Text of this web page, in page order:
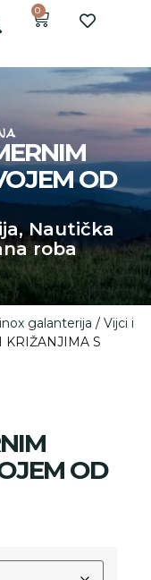
0
OD
,Nautička
roba
galanterija / Vijci i
KRIŽANJIMA S
OD